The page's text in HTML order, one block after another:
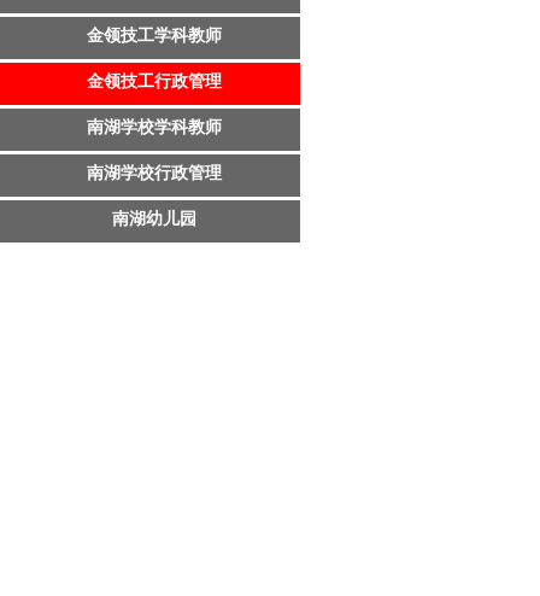
金领技工学科教师
金领技工行政管理
南湖学校学科教师
南湖学校行政管理
南湖幼儿园